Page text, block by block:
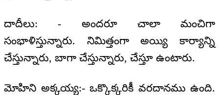
దాదీలు: - అందరూ చాలా మంచిగా
సంభాళిస్తున్నారు. నిమిత్తంగా అయ్యి కార్యాన్ని
చేస్తున్నారు, బాగా చేస్తున్నారు, చేస్తూ ఉంటారు.
మోహిని అక్కయ్య:- ఒక్కొక్కరికీ వరదానము ఉంది.